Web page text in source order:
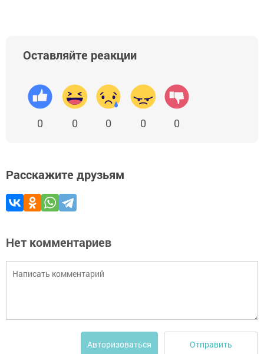
Оставляйте реакции
0 0 0 0 0
Расскажите друзьям
Нет комментариев
Авторизоваться Отправить